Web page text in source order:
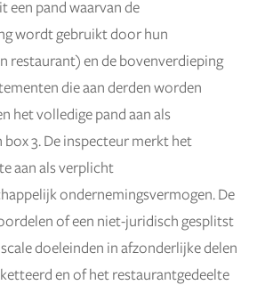
een pand waarvan de
wordt gebruikt door hun
restaurant) en de bovenverdieping
die aan derden worden
het volledige pand aan als
3. De inspecteur merkt het
aan als verplicht
ondernemingsvermogen. De
of een niet-juridisch gesplitst
doeleinden in afzonderlijke delen
en of het restaurantgedeelte